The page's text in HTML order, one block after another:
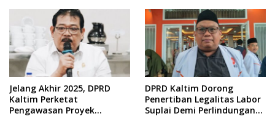
Jelang Akhir 2025, DPRD
Kaltim Perketat
Pengawasan Proyek
DPRD Kaltim Dorong
Penertiban Legalitas Labor
Suplai Demi Perlindungan